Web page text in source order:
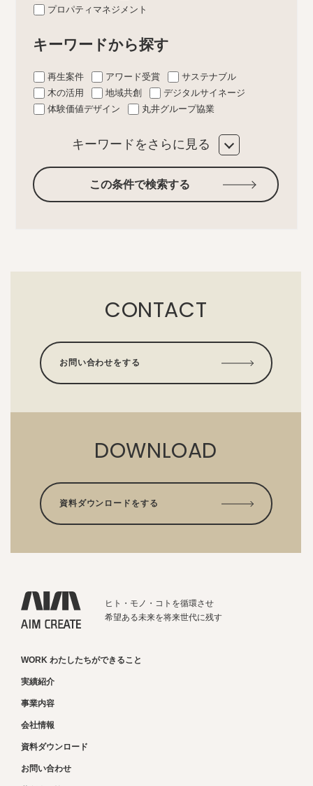
プロパティマネジメント
キーワードから探す
再生案件 アワード受賞
サステナブル
木の活用
地域共創
デジタルサイネージ
体験価値デザイン
丸井グループ協業
キーワードをさらに見る
この条件で検索する
CONTACT
お問い合わせをする
DOWNLOAD
資料ダウンロードをする
ヒト・モノ・コトを循環させ
希望ある未来を将来世代に残す
WORK わたしたちができること
実績紹介
事業内容
会社情報
資料ダウンロード
お問い合わせ